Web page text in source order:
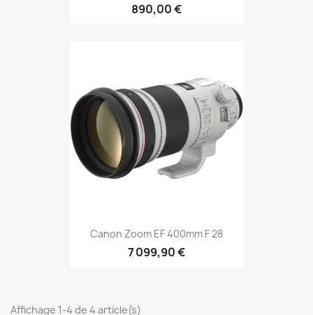
890,00 €
Canon Zoom EF 400mm F 28
7 099,90 €
Affichage 1-4 de 4 article(s)